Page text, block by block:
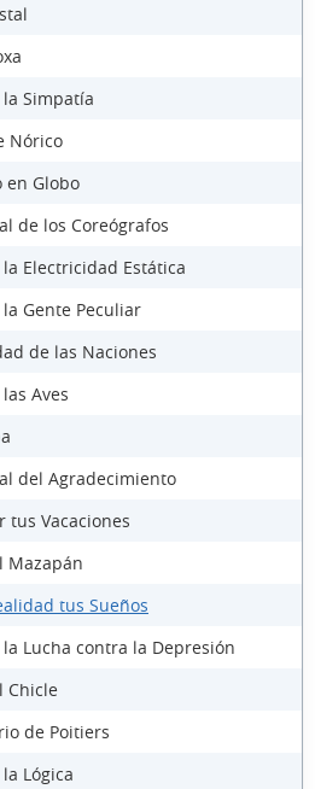
Simpatía
Nórico
en Globo
de los Coreógrafos
Electricidad Estática
Gente Peculiar
de las Naciones
Aves
del Agradecimiento
tus Vacaciones
Mazapán
tus Sueños
Lucha contra la Depresión
Chicle
de Poitiers
Lógica